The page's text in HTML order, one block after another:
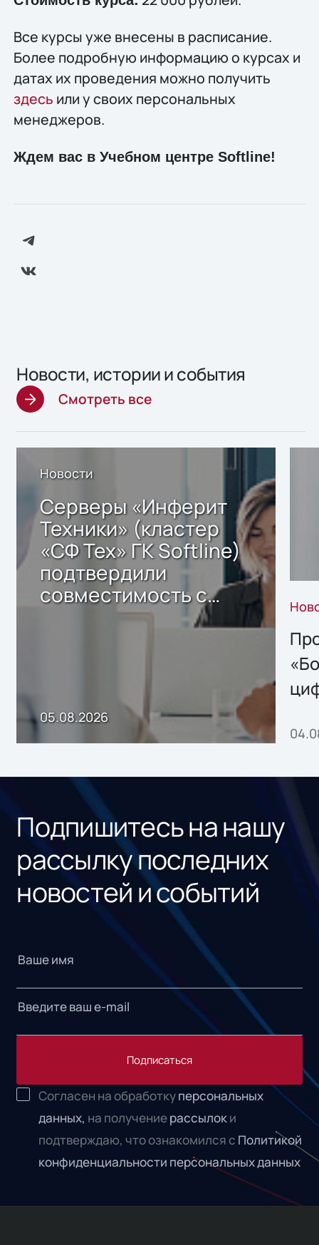
Все курсы уже внесены в расписание.
Более подробную информацию о курсах и
датах их проведения можно получить
здесь или у своих персональных
менеджеров.
Ждем вас в Учебном центре Softline!
Новости, истории и события
Смотреть все
Новости
Серверы «Инферит
Техники» (кластер
«СФ Тех» ГК Softline)
подтвердили
совместимость с
решением Sharx
05.08.2026
Подпишитесь на нашу
рассылку последних
новостей и событий
Подписаться
Согласен на обработкуперсональных
данных, на получениерассылоки
подтверждаю, что ознакомился с Политикой
конфиденциальности персональных данных